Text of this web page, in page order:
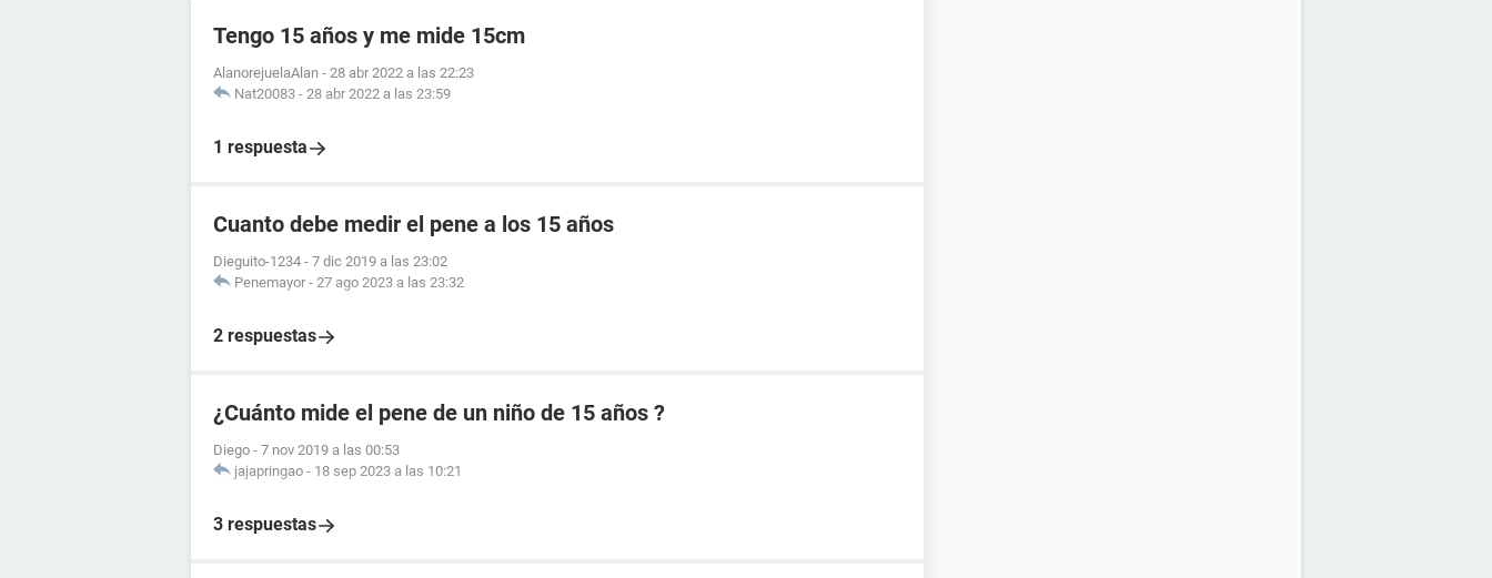
Tengo 15 años y me mide 15cm
AlanorejuelaAlan - 28 abr 2022 a las 22:23
Nat20083 - 28 abr 2022 a las 23:59
1 respuesta
Cuanto debe medir el pene a los 15 años
Dieguito-1234 - 7 dic 2019 a las 23:02
Penemayor - 27 ago 2023 a las 23:32
2 respuestas
¿Cuánto mide el pene de un niño de 15 años ?
Diego - 7 nov 2019 a las 00:53
jajapringao - 18 sep 2023 a las 10:21
3 respuestas